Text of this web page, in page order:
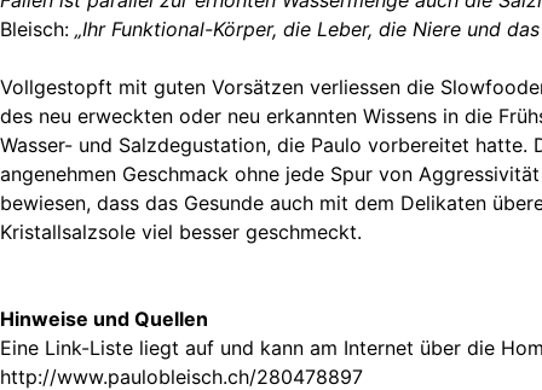
Bleisch: „Ihr Funktional-Körper, die Leber, die Niere und
Vollgestopft mit guten Vorsätzen verliessen die
des neu erweckten oder neu erkannten Wissens in die
Wasser- und Salzdegustation, die Paulo vorbereitet
angenehmen Geschmack ohne jede Spur von
bewiesen, dass das Gesunde auch mit dem Delikaten
Kristallsalzsole viel besser geschmeckt.
Hinweise und Quellen
Eine Link-Liste liegt auf und kann am Internet über die
http://www.paulobleisch.ch/280478897